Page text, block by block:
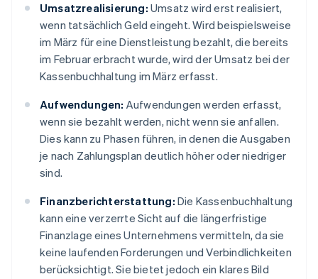
Umsatzrealisierung: Umsatz wird erst realisiert,
wenn tatsächlich Geld eingeht. Wird beispielsweise
im März für eine Dienstleistung bezahlt, die bereits
im Februar erbracht wurde, wird der Umsatz bei der
Kassenbuchhaltung im März erfasst.
Aufwendungen: Aufwendungen werden erfasst,
wenn sie bezahlt werden, nicht wenn sie anfallen.
Dies kann zu Phasen führen, in denen die Ausgaben
je nach Zahlungsplan deutlich höher oder niedriger
sind.
Finanzberichterstattung: Die Kassenbuchhaltung
kann eine verzerrte Sicht auf die längerfristige
Finanzlage eines Unternehmens vermitteln, da sie
keine laufenden Forderungen und Verbindlichkeiten
berücksichtigt. Sie bietet jedoch ein klares Bild